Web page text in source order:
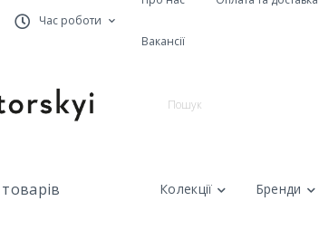
Час роботи
Вакансії
товарів Колекції Бренди